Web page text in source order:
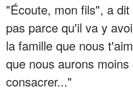
"Écoute, mon fils", a
pas parce qu'il va y
la famille que nous
que nous aurons
consacrer..."